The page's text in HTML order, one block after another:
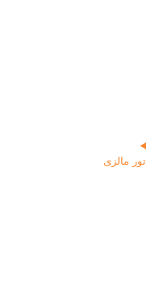
تور مالزی